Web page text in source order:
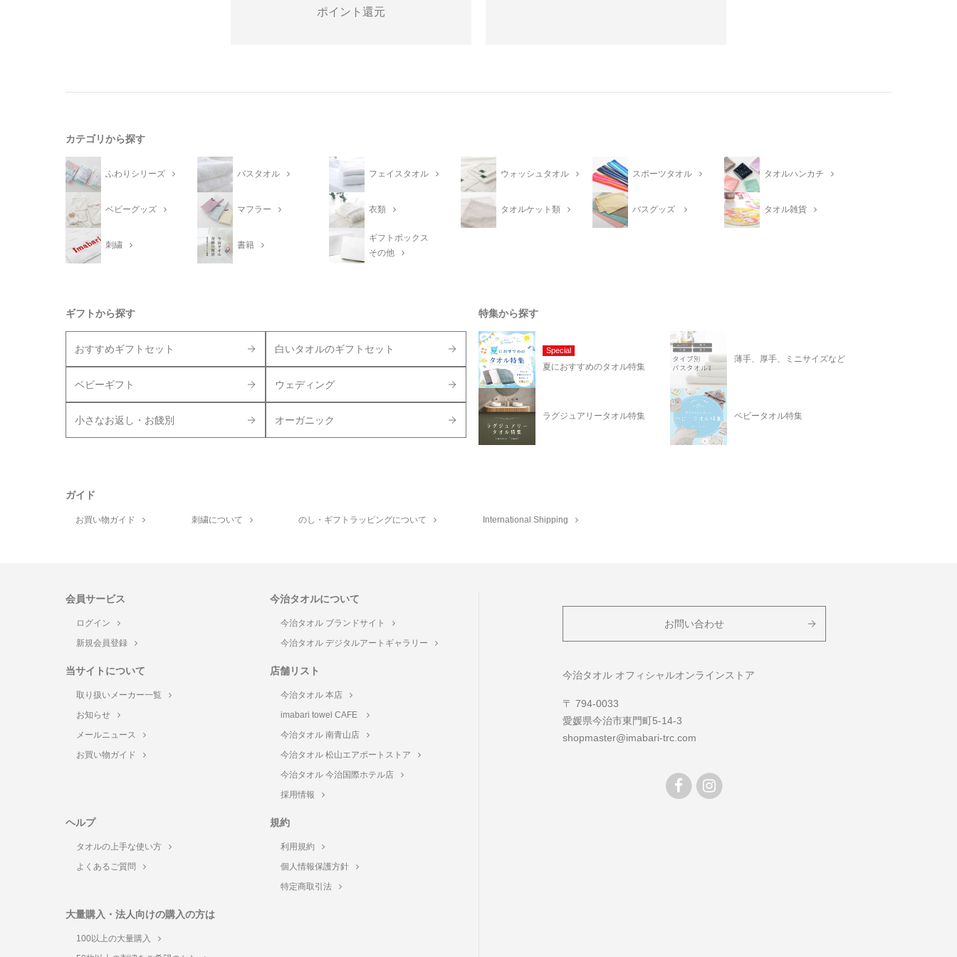
ポイント還元
カテゴリから探す
ふわりシリーズ バスタオル フェイスタオル ウォッシュタオル スポーツタオル タオルハンカチ
ベビーグッズ マフラー 衣類 タオルケット類 バスグッズ タオル雑貨
刺繍 書籍
ギフトボックス
その他
ギフトから探す
おすすめギフトセット 白いタオルのギフトセット
ベビーギフト ウェディング
小さなお返し・お餞別 オーガニック
特集から探す
Special
夏におすすめのタオル特集
薄手、厚手、ミニサイズなど
ラグジュアリータオル特集 ベビータオル特集
ガイド
お買い物ガイド 刺繍について のし・ギフトラッピングについて International Shipping
会員サービス
ログイン
新規会員登録
今治タオルについて
今治タオル ブランドサイト
今治タオル デジタルアートギャラリー
当サイトについて
取り扱いメーカー一覧
お知らせ
メールニュース
お買い物ガイド
店舗リスト
今治タオル 本店
imabari towel CAFE
今治タオル 南青山店
今治タオル 松山エアポートストア
今治タオル 今治国際ホテル店
採用情報
ヘルプ
タオルの上手な使い方
よくあるご質問
規約
利用規約
個人情報保護方針
特定商取引法
大量購入・法人向けの購入の方は
100以上の大量購入
お問い合わせ
今治タオル オフィシャルオンラインストア
〒 794-0033
愛媛県今治市東門町5-14-3
shopmaster@imabari-trc.com